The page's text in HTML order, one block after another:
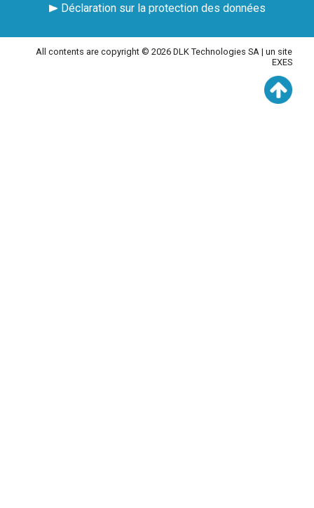
Déclaration sur la protection des données
All contents are copyright © 2026 DLK Technologies SA | un site
EXES